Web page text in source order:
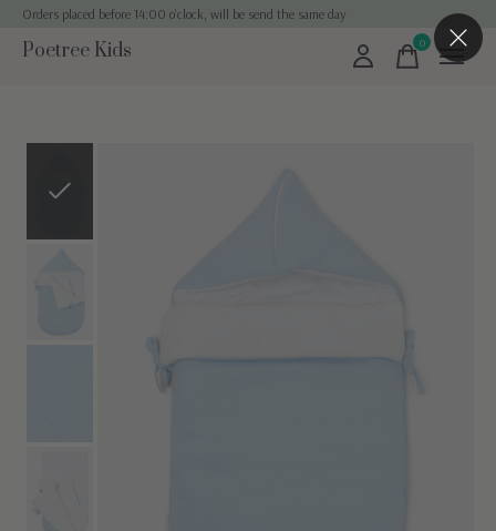
Orders placed before 14:00 o'clock, will be send the same day
Poetree Kids 0items